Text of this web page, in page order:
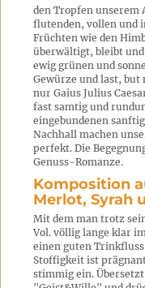
den Tropfen unserem
flutenden, vollen und
Früchten wie den
überwältigt, bleibt
ewig grünen und
Gewürze und last, but
nur Gaius Julius
fast samtig und
eingebundenen
Nachhall machen
perfekt. Die
Genuss-Romanze.
Komposition
Merlot, Syrah
Mit dem man trotz
Vol. völlig lange klar
einen guten
Stoffigkeit ist
stimmig ein.